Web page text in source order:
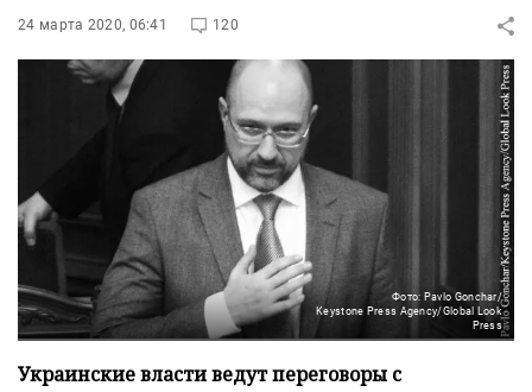
24 марта 2020, 06:41 120
Фото: Pavlo Gonchar/
Keystone Press Agency/Global Look
Press
Украинские власти ведут переговоры с